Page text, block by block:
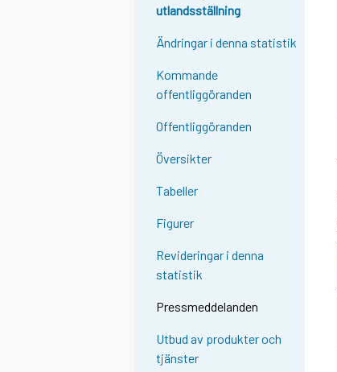
utlandsställning
Ändringar i denna statistik
Kommande
offentliggöranden
Offentliggöranden
Översikter
Tabeller
Figurer
Revideringar i denna
statistik
Pressmeddelanden
Utbud av produkter och
tjänster